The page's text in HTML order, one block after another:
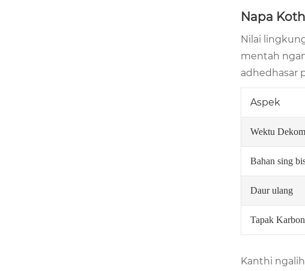
Napa
Nilai
mentah
adhedhasar
Aspek
Wektu
Bahan sing
Daur ulang
Tapak Karbon
Kanthi